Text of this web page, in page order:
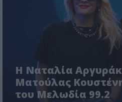
Η Ναταλία
Ματούλας
του Μελωδία 99.2